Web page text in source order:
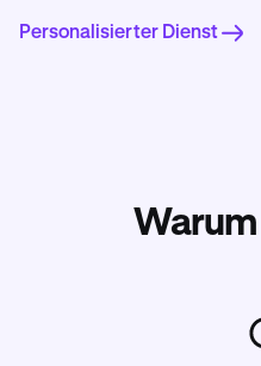
Personalisierter Dienst